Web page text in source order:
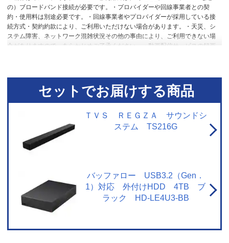
の）ブロードバンド接続が必要です。・プロバイダーや回線事業者との契
約・使用料は別途必要です。・回線事業者やプロバイダーが採用している接
続方式・契約約款により、ご利用いただけない場合があります。・天災、シ
ステム障害、ネットワーク混雑状況その他の事由により、ご利用できない場
合がありますので、あらかじめご了承ください。・動画配信サービスの録画
にはインターネットへの接続環境が必要です。詳しくは、メーカーHPの[ネッ
トワークに関するご注意] をご覧ください。・ おまかせ録画は、「みるコレ
パック」でお好きなテーマ（みるコレパック）におまかせ録画を登録するこ
とでご利用いただけます。・ おまかせ録画された番組は、おまかせ録画用に
設定したハードディスク領域の空き容量によって、古い順番から自動で削除
されます。保存しておきたい番組は、おまかせ録画する前に通常録画予約に
変更したり、録画された番組を通常録画に変更したりできます。・ 視聴制限
がある番組などのおまかせ録画できない番組や、おまかせ録画予約対象の番
合があります。連続ドラマ番組など確実に録画したい番組は通常録画予約す
ることをおすすめします。・ サービスは予告なく変更や終了する場合があり
ます。・ 一部対象外のチャンネルがあります。 【ネットワークに関するご注
意】・ 本機で当社が提供するネットワークサービスを利用する場合、予約ラ
ンキングの集計や情報端末上での情報表示などのため、本機の操作情報（チ
報、本機に接続されたUSBハードディスクなどの識別情報や動作状態の履歴
セットでお届けする商品
ＴＶＳ ＲＥＧＺＡ サウンドシ
ステム TS216G
バッファロー USB3.2（Gen．
1）対応 外付けHDD 4TB ブ
ラック HD-LE4U3-BB